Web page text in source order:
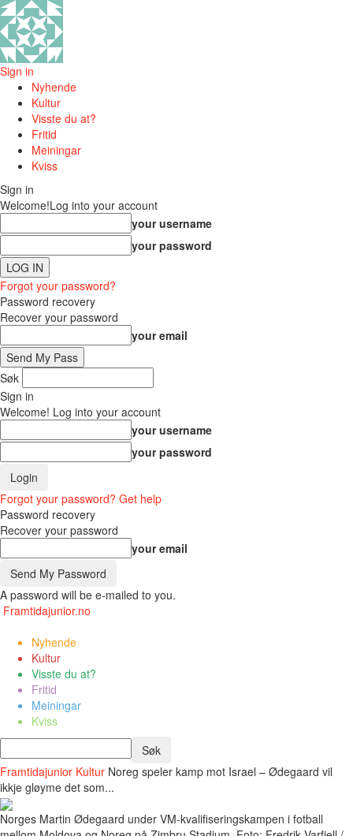
Sign in
Nyhende
Kultur
Visste du at?
Fritid
Meiningar
Kviss
Sign in
Welcome!Log into your account
your username
your password
Forgot your password?
Password recovery
Recover your password
your email
Søk
Sign in
Welcome! Log into your account
your username
your password
Forgot your password? Get help
Password recovery
Recover your password
your email
A password will be e-mailed to you.
Framtidajunior.no
Nyhende
Kultur
Visste du at?
Fritid
Meiningar
Kviss
Framtidajunior Kultur Noreg speler kamp mot Israel – Ødegaard vil
ikkje gløyme det som...
Norges Martin Ødegaard under VM-kvalifiseringskampen i fotball